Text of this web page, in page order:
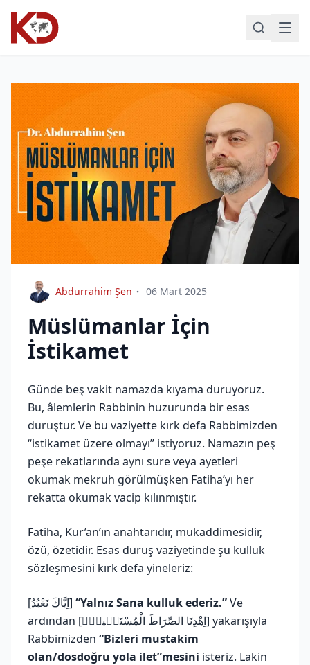
Abdurrahim Şen 06 Mart 2025
Müslümanlar İçin
İstikamet
Günde beş vakit namazda kıyama duruyoruz.
Bu, âlemlerin Rabbinin huzurunda bir esas
duruştur. Ve bu vaziyette kırk defa Rabbimizden
“istikamet üzere olmayı” istiyoruz. Namazın peş
peşe rekatlarında aynı sure veya ayetleri
okumak mekruh görülmüşken Fatiha’yı her
rekatta okumak vacip kılınmıştır.
Fatiha, Kur’an’ın anahtarıdır, mukaddimesidir,
özü, özetidir. Esas duruş vaziyetinde şu kulluk
sözleşmesini kırk defa yineleriz:
[اِيَّاكَ نَعْبُدُ] “Yalnız Sana kulluk ederiz.”Ve
ardından [اِهْدِنَا الصِّرَاطَ الْمُسْتَق۪يمَۙ] yakarışıyla
Rabbimizden “Bizleri mustakim
olan/dosdoğru yola ilet”mesini isteriz. Lakin